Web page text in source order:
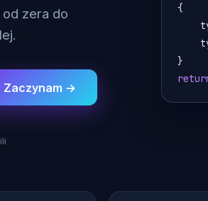
zera do
Zaczynam →
{
}